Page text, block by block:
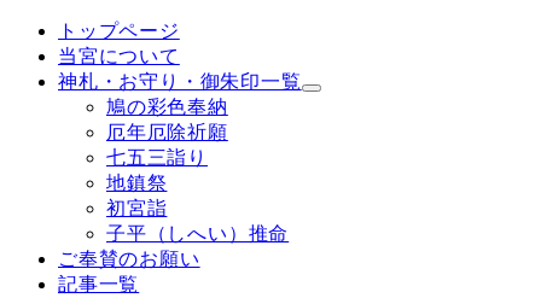
トップページ
当宮について
神札・お守り・御朱印一覧
鳩の彩色奉納
厄年厄除祈願
七五三詣り
地鎮祭
初宮詣
子平（しへい）推命
ご奉賛のお願い
記事一覧